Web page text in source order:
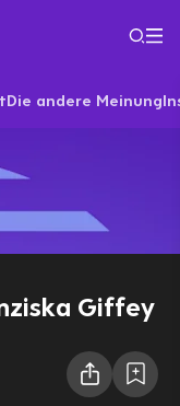
Die andere Meinung
Giffey